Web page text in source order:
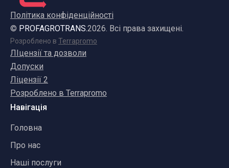
Політика конфіденційності
© PROFAGROTRANS.2026. Всі права захищені.
Розроблено в Terrapromo
ЛІцензії та дозволи
Допуски
Ліцензії 2
Розроблено в Terrapromo
Навігація
Головна
Про нас
Наші послуги